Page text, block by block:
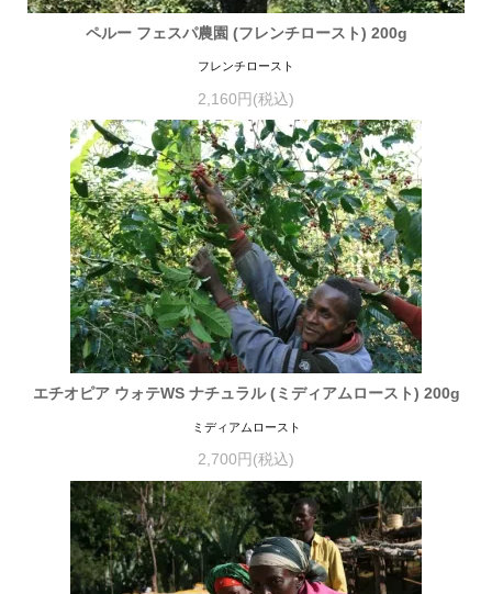
ペルー フェスパ農園 (フレンチロースト) 200g
フレンチロースト
2,160円(税込)
エチオピア ウォテWS ナチュラル (ミディアムロースト) 200g
ミディアムロースト
2,700円(税込)